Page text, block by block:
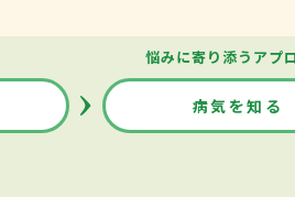
悩みに寄り添うアプ
病気を知る